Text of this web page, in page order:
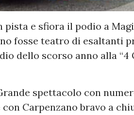
pista e sfiora il podio a
fosse teatro di esaltanti
dello scorso anno alla “4
spettacolo con
Carpenzano bravo a